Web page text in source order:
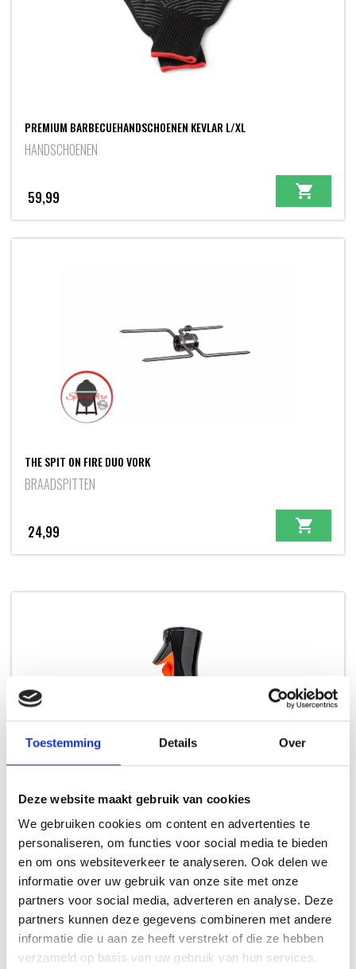
Toestemming Details Over
Deze website maakt gebruik van cookies
We gebruiken cookies om content en advertenties te
personaliseren, om functies voor social media te bieden
en om ons websiteverkeer te analyseren. Ook delen we
informatie over uw gebruik van onze site met onze
partners voor social media, adverteren en analyse. Deze
partners kunnen deze gegevens combineren met andere
informatie die u aan ze heeft verstrekt of die ze hebben
verzameld op basis van uw gebruik van hun services.
PREMIUM BARBECUEHANDSCHOENEN KEVLAR L/XL
HANDSCHOENEN
59,99
THE SPIT ON FIRE DUO VORK
BRAADSPITTEN
24,99
REINIGERS
9,49
Meer informatie